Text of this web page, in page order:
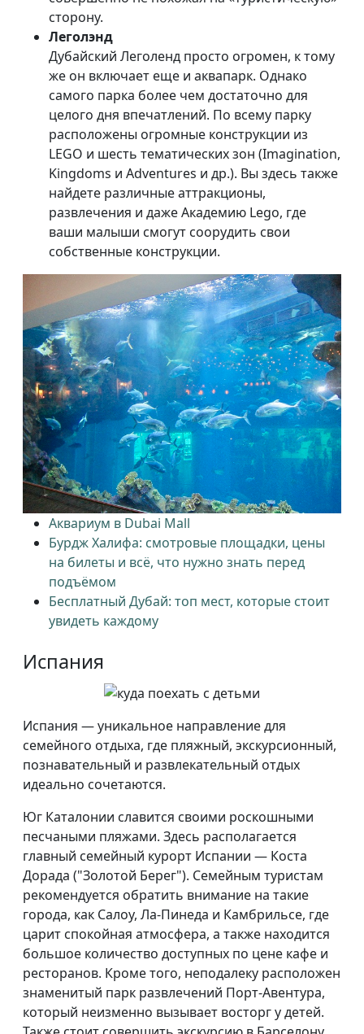
сторону.
Леголэнд
Дубайский Леголенд просто огромен, к тому
же он включает еще и аквапарк. Однако
самого парка более чем достаточно для
целого дня впечатлений. По всему парку
расположены огромные конструкции из
LEGO и шесть тематических зон (Imagination,
Kingdoms и Adventures и др.). Вы здесь также
найдете различные аттракционы,
развлечения и даже Академию Lego, где
ваши малыши смогут соорудить свои
собственные конструкции.
Аквариум в Dubai Mall
Бурдж Халифа: смотровые площадки, цены
на билеты и всё, что нужно знать перед
подъёмом
Бесплатный Дубай: топ мест, которые стоит
увидеть каждому
Испания
Испания — уникальное направление для
семейного отдыха, где пляжный, экскурсионный,
познавательный и развлекательный отдых
идеально сочетаются.
Юг Каталонии славится своими роскошными
песчаными пляжами. Здесь располагается
главный семейный курорт Испании — Коста
Дорада ("Золотой Берег"). Семейным туристам
рекомендуется обратить внимание на такие
города, как Салоу, Ла-Пинеда и Камбрильсе, где
царит спокойная атмосфера, а также находится
большое количество доступных по цене кафе и
ресторанов. Кроме того, неподалеку расположен
знаменитый парк развлечений Порт-Авентура,
который неизменно вызывает восторг у детей.